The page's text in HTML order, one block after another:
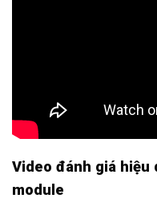
Video đánh giá hiệu
module